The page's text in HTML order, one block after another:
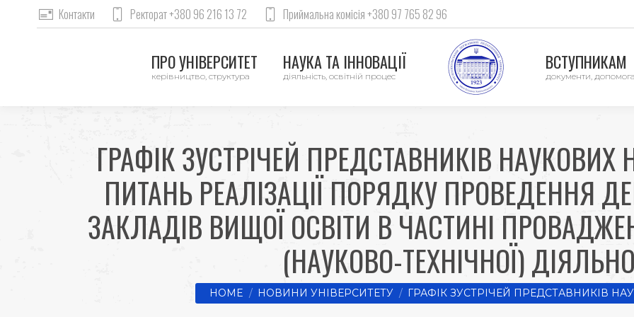
Контакти Ректорат +380 96 216 13 72 Приймальна комісія +380 97 765 82 96
ПРО УНІВЕРСИТЕТ
керівництво, структура
НАУКА ТА ІННОВАЦІЇ
діяльність, освітній процес
ВСТУПНИКАМ
документи, допомога
ГРАФІК ЗУСТРІЧЕЙ ПРЕДСТАВНИКІВ
ПИТАНЬ РЕАЛІЗАЦІЇ ПОРЯДКУ ПРОВЕДЕННЯ
ЗАКЛАДІВ ВИЩОЇ ОСВІТИ В ЧАСТИНІ
(НАУКОВО-ТЕХНІЧНОЇ)
You are here:
HOME НОВИНИ УНІВЕРСИТЕТУ ГРАФІК ЗУСТРІЧЕЙ ПРЕДСТАВНИКІВ